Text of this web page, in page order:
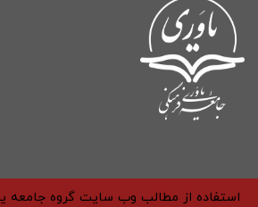
استفاده از مطالب وب سایت گروه جامعه